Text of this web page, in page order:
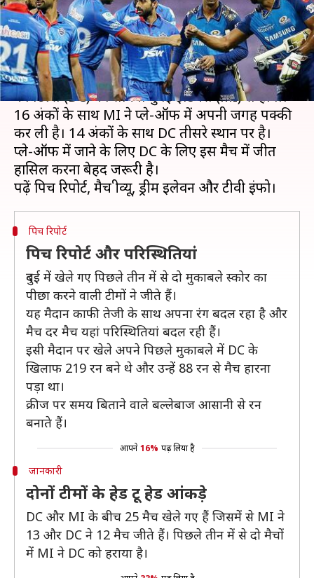
लेखन Neeraj Pandey Oct 30, 2020 08:00 pm
क्या है खबर?
इंडियन प्रीमियर लीग (IPL) के 51वें मुकाबले में दिल्ली
कैपिटल्स (DC) का सामना मुंबई इंडियंस (MI) से होगा।
16 अंकों के साथ MI ने प्ले-ऑफ में अपनी जगह पक्की
कर ली है। 14 अंकों के साथ DC तीसरे स्थान पर है।
प्ले-ऑफ में जाने के लिए DC के लिए इस मैच में जीत
हासिल करना बेहद जरूरी है।
पिच रिपोर्ट
पिच रिपोर्ट और परिस्थितियां
दुबई में खेले गए पिछले तीन में से दो मुकाबले स्कोर का
पीछा करने वाली टीमों ने जीते हैं।
यह मैदान काफी तेजी के साथ अपना रंग बदल रहा है और
मैच दर मैच यहां परिस्थितियां बदल रही हैं।
इसी मैदान पर खेले अपने पिछले मुकाबले में DC के
खिलाफ 219 रन बने थे और उन्हें 88 रन से मैच हारना
पड़ा था।
क्रीज पर समय बिताने वाले बल्लेबाज आसानी से रन
बनाते हैं।
आपने 16% पढ़ लिया है
जानकारी
दोनों टीमों के हेड टू हेड आंकड़े
DC और MI के बीच 25 मैच खेले गए हैं जिसमें से MI ने
13 और DC ने 12 मैच जीते हैं। पिछले तीन में से दो मैचों
में MI ने DC को हराया है।